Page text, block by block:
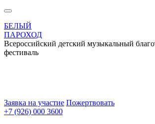
БЕЛЫЙ
ПАРОХОД
Всероссийский детский музыкальный
фестиваль
Заявка на участие Пожертвовать
+7 (926) 000 3600